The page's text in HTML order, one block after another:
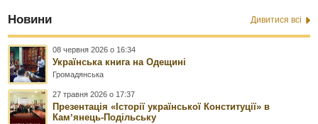
Новини Дивитися всі
08 червня 2026 о 16:34
Українська книга на Одещині
Громадянська
27 травня 2026 о 17:37
Презентація «Історії української Конституції» в
Камʼянець-Подільську